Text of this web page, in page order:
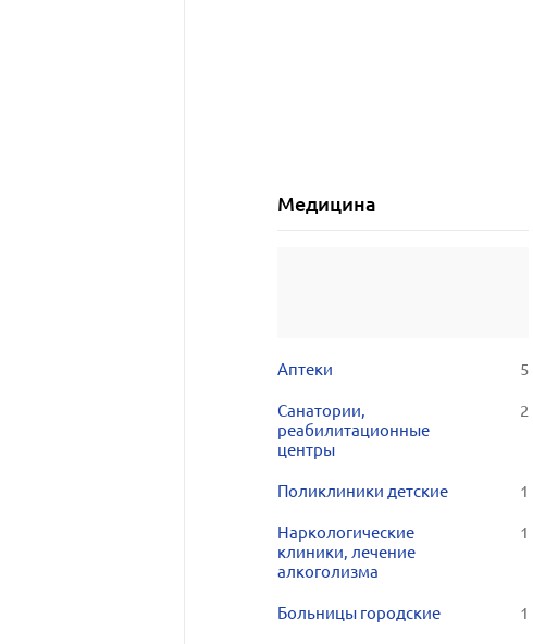
Медицина
Аптеки 5
Санатории,
реабилитационные
центры
2
Поликлиники детские 1
Наркологические
клиники, лечение
алкоголизма
1
Больницы городские 1